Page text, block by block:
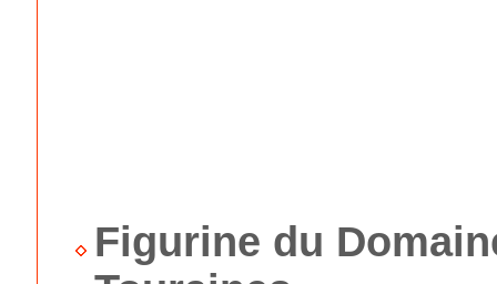
Figurine du